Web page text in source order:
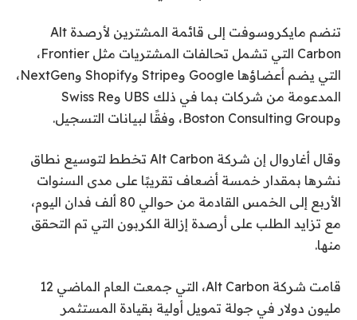
تنضم مايكروسوفت إلى قائمة المشترين لأرصدة Alt
Carbon التي تشمل تحالفات المشتريات مثل Frontier،
التي يضم أعضاؤها Google وStripe وShopify وNextGen،
المدعومة من شركات بما في ذلك UBS وSwiss Re
وBoston Consulting Group، وفقًا لبيانات التسجيل.
وقال أغاروال إن شركة Alt Carbon تخطط لتوسيع نطاق
نشرها بمقدار خمسة أضعاف تقريبًا على مدى السنوات
الأربع إلى الخمس القادمة من حوالي 80 ألف فدان اليوم،
مع تزايد الطلب على أرصدة إزالة الكربون التي تم التحقق
منها.
قامت شركة Alt Carbon، التي جمعت العام الماضي 12
مليون دولار في جولة تمويل أولية بقيادة المستثمر